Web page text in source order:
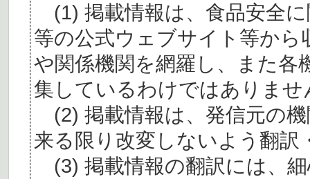
(1) 掲載情報は、食品安全
等の公式ウェブサイト等か
や関係機関を網羅し、また各
集しているわけではありませ
(2) 掲載情報は、発信元の
来る限り改変しないよう翻訳
(3) 掲載情報の翻訳には、